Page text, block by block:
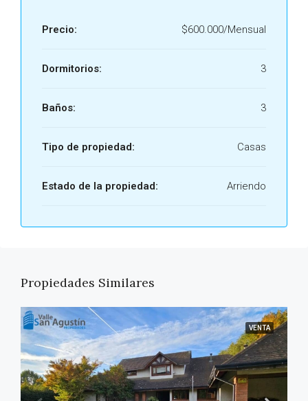
Precio: $600.000/Mensual
Dormitorios: 3
Baños: 3
Tipo de propiedad: Casas
Estado de la propiedad: Arriendo
Propiedades Similares
VENTA